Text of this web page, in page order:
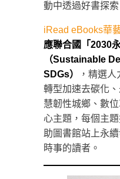
動中透過好書探索
iRead eBooks華
應聯合國「2030
（Sustainable
SDGs）
，精選
轉型加速去碳化
慧韌性城鄉、數
心主題，每個主
助圖書館站上永
時事的讀者。